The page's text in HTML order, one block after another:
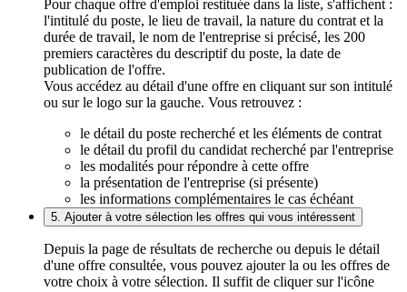
Pour chaque offre d'emploi restituée dans la liste, s'affichent :
l'intitulé du poste, le lieu de travail, la nature du contrat et la
durée de travail, le nom de l'entreprise si précisé, les 200
premiers caractères du descriptif du poste, la date de
publication de l'offre.
Vous accédez au détail d'une offre en cliquant sur son intitulé
ou sur le logo sur la gauche. Vous retrouvez :
le détail du poste recherché et les éléments de contrat
le détail du profil du candidat recherché par l'entreprise
les modalités pour répondre à cette offre
la présentation de l'entreprise (si présente)
les informations complémentaires le cas échéant
5. Ajouter à votre sélection les offres qui vous intéressent
Depuis la page de résultats de recherche ou depuis le détail
d'une offre consultée, vous pouvez ajouter la ou les offres de
votre choix à votre sélection. Il suffit de cliquer sur l'icône